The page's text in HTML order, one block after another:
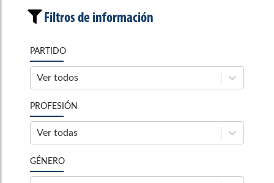
Filtros de información
PARTIDO
Ver todos
PROFESIÓN
Ver todas
GÉNERO